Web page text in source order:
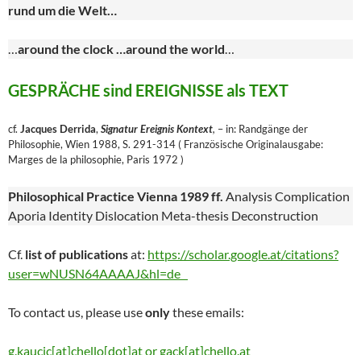
rund um die Welt…
…around the clock …around the world…
GESPRÄCHE sind EREIGNISSE als TEXT
cf. Jacques Derrida,Signatur Ereignis Kontext, – in: Randgänge der
Philosophie, Wien 1988, S. 291-314 ( Französische Originalausgabe:
Marges de la philosophie, Paris 1972 )
Philosophical Practice Vienna 1989 ff. Analysis Complication
Aporia Identity Dislocation Meta-thesis Deconstruction
Cf. list of publicationsat: https://scholar.google.at/citations?
user=wNUSN64AAAAJ&hl=de
To contact us, please useonlythese emails:
g.kaucic[at]chello[dot]at or gack[at]chello.at